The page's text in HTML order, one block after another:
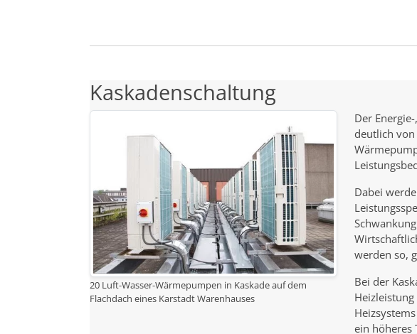
Kaskadenschaltung
20 Luft-Wasser-Wärmepumpen in Kaskade auf dem
Flachdach eines Karstadt Warenhauses
Der
deutlich
Dabei
werden so,
Bei der
ein höheres